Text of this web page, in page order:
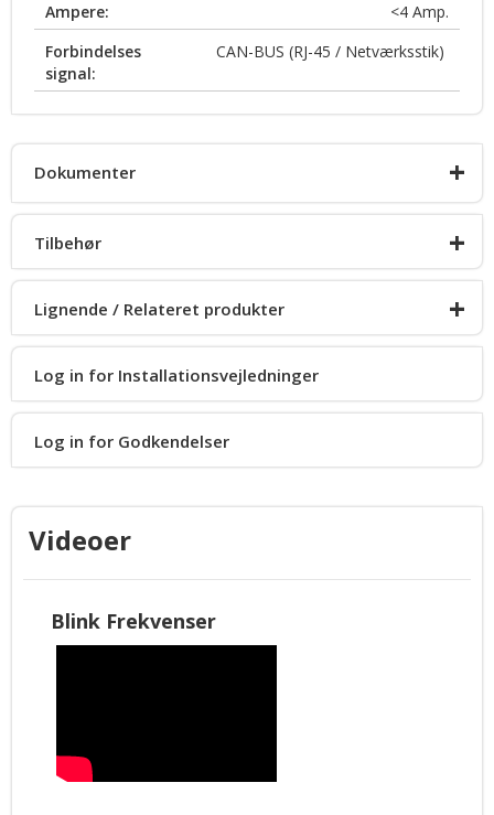
Dokumenter +
Tilbehør +
Lignende / Relateret produkter +
CN SignalMaster 8
Log in for Installationsvejledninger
Log in for Godkendelser
Ampere:
<4 Amp.
Forbindelses
signal:
CAN-BUS (RJ-45 / Netværksstik)
Videoer
Blink Frekvenser